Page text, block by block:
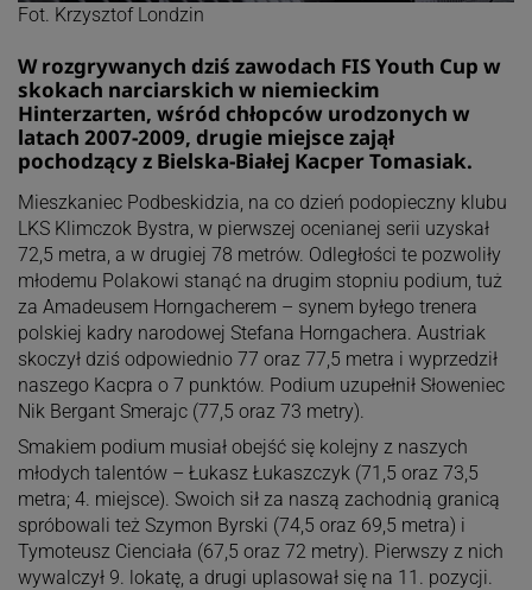
Fot. Krzysztof Londzin
W rozgrywanych dziś zawodach FIS Youth Cup w
skokach narciarskich w niemieckim
Hinterzarten, wśród chłopców urodzonych w
latach 2007-2009, drugie miejsce zajął
pochodzący z Bielska-Białej Kacper Tomasiak.
Mieszkaniec Podbeskidzia, na co dzień podopieczny klubu
LKS Klimczok Bystra, w pierwszej ocenianej serii uzyskał
72,5 metra, a w drugiej 78 metrów. Odległości te pozwoliły
młodemu Polakowi stanąć na drugim stopniu podium, tuż
za Amadeusem Horngacherem – synem byłego trenera
polskiej kadry narodowej Stefana Horngachera. Austriak
skoczył dziś odpowiednio 77 oraz 77,5 metra i wyprzedził
naszego Kacpra o 7 punktów. Podium uzupełnił Słoweniec
Nik Bergant Smerajc (77,5 oraz 73 metry).
Smakiem podium musiał obejść się kolejny z naszych
młodych talentów – Łukasz Łukaszczyk (71,5 oraz 73,5
metra; 4. miejsce). Swoich sił za naszą zachodnią granicą
spróbowali też Szymon Byrski (74,5 oraz 69,5 metra) i
Tymoteusz Cienciała (67,5 oraz 72 metry). Pierwszy z nich
wywalczył 9. lokatę, a drugi uplasował się na 11. pozycji.